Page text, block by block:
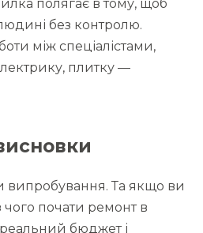
полягає в тому, щоб
без контролю.
між спеціалістами,
плитку —
Та якщо ви
чого почати ремонт в
реальний бюджет і